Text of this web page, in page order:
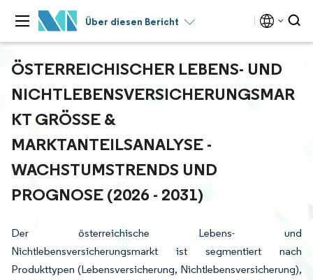
Über diesen Bericht
ÖSTERREICHISCHER LEBENS- UND
NICHTLEBENSVERSICHERUNGSMAR
KT GRÖSSE & M
ARKTANTEILSANALYSE - W
ACHSTUMSTRENDS UND P
ROGNOSE (2026 - 2031)
Der österreichische Lebens- und
Nichtlebensversicherungsmarkt ist segmentiert nach
Produkttypen (Lebensversicherung, Nichtlebensversicherung),